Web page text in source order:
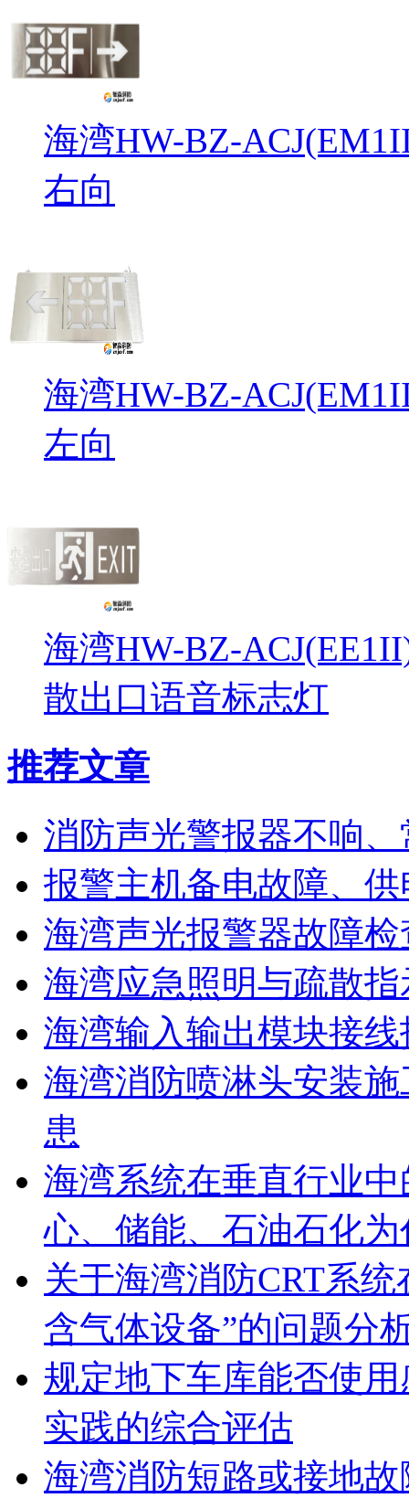
海湾HW-BZ-
右向
海湾HW-BZ-
左向
海湾HW-BZ-
散出口语音标志灯
推荐文章
消防声光警报器不响
报警主机备电故障、
海湾声光报警器故障
海湾应急照明与疏散
海湾输入输出模块接
海湾消防喷淋头安装
患
海湾系统在垂直行业
心、储能、石油石化
关于海湾消防CRT系
含气体设备”的问题分
规定地下车库能否使
实践的综合评估
海湾消防短路或接地